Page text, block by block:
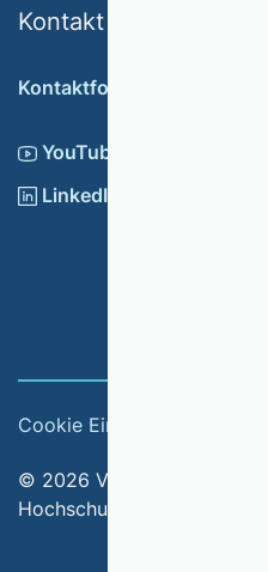
Kontakt
Kontaktformular
YouTube
LinkedIn
Cookie Einstellungen
© 2026 Verband der
Hochschullehrer für